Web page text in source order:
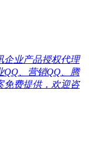
企业产品授权代理
QQ、营销QQ、腾
免费提供，欢迎咨